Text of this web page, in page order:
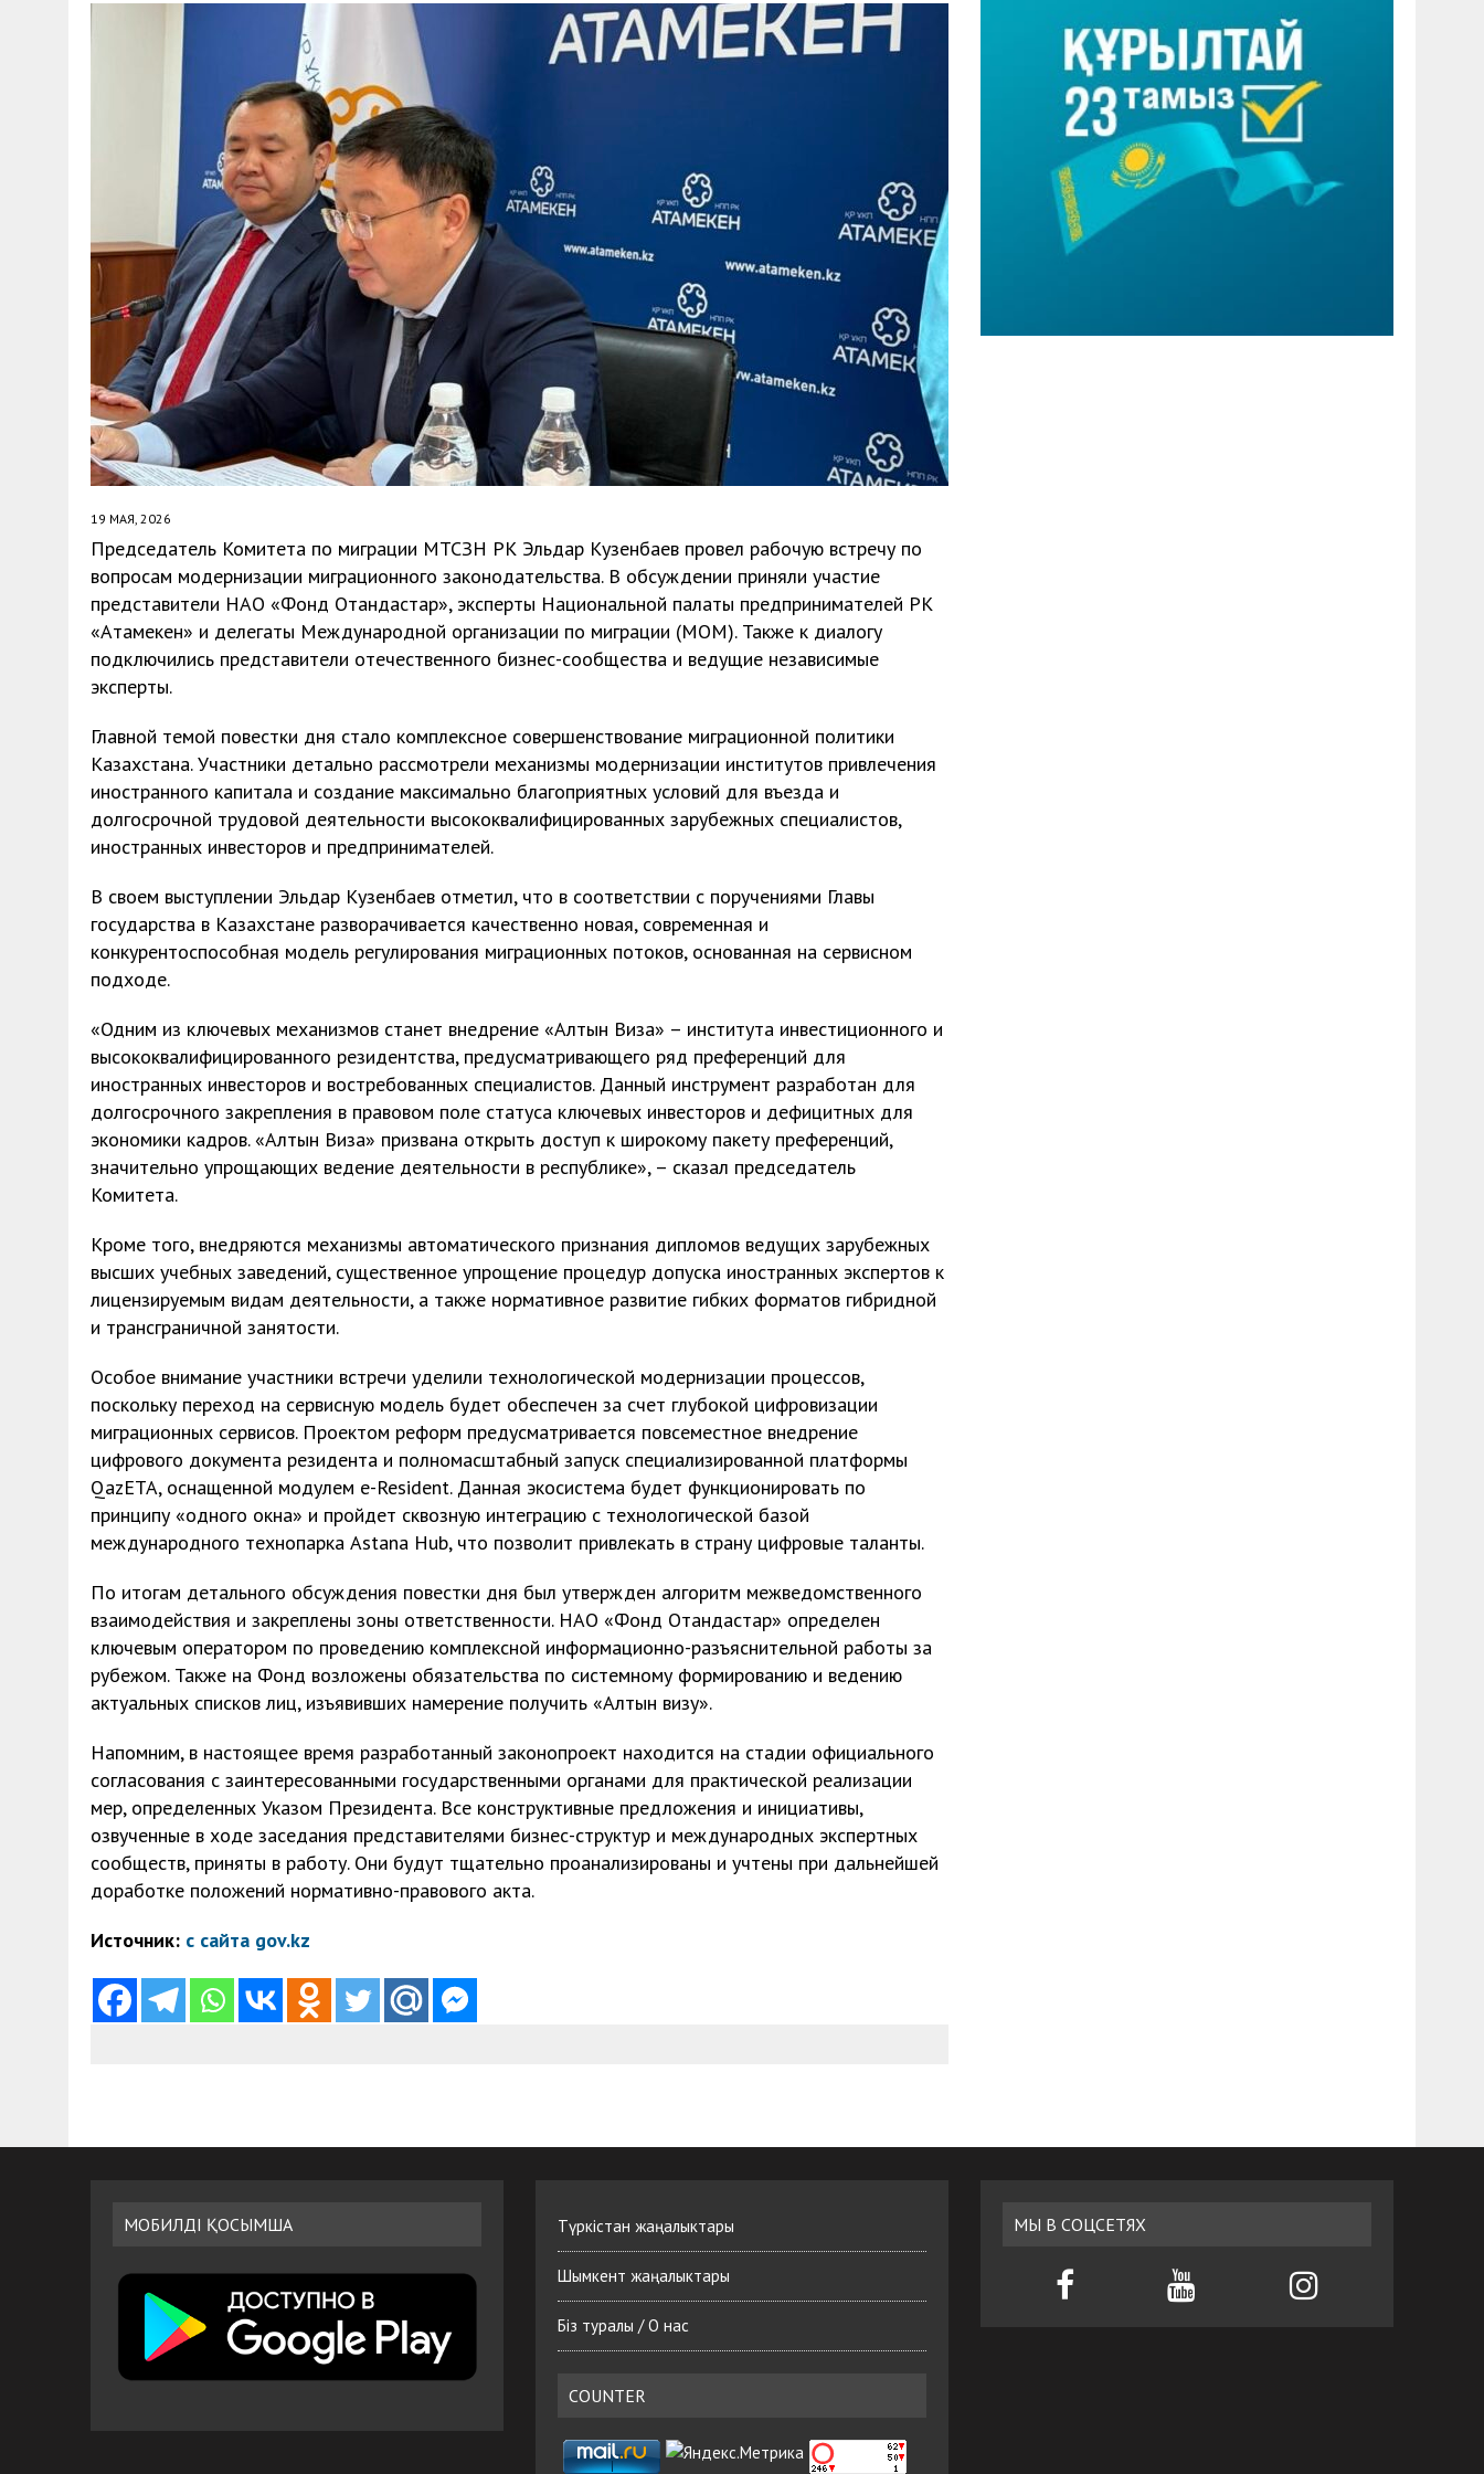
30 МАЯ, 2026 ТҮСІНДІРУ ЖҰМЫСТАРЫ ЖҮРГІЗІЛДІ
19 МАЯ, 2026
Председатель Комитета по миграции МТСЗН РК Эльдар Кузенбаев провел рабочую встречу по
вопросам модернизации миграционного законодательства. В обсуждении приняли участие
представители НАО «Фонд Отандастар», эксперты Национальной палаты предпринимателей РК
«Атамекен» и делегаты Международной организации по миграции (МОМ). Также к диалогу
подключились представители отечественного бизнес-сообщества и ведущие независимые
эксперты.
Главной темой повестки дня стало комплексное совершенствование миграционной политики
Казахстана. Участники детально рассмотрели механизмы модернизации институтов привлечения
иностранного капитала и создание максимально благоприятных условий для въезда и
долгосрочной трудовой деятельности высококвалифицированных зарубежных специалистов,
иностранных инвесторов и предпринимателей.
В своем выступлении Эльдар Кузенбаев отметил, что в соответствии с поручениями Главы
государства в Казахстане разворачивается качественно новая, современная и
конкурентоспособная модель регулирования миграционных потоков, основанная на сервисном
подходе.
«Одним из ключевых механизмов станет внедрение «Алтын Виза» – института инвестиционного и
высококвалифицированного резидентства, предусматривающего ряд преференций для
иностранных инвесторов и востребованных специалистов. Данный инструмент разработан для
долгосрочного закрепления в правовом поле статуса ключевых инвесторов и дефицитных для
экономики кадров. «Алтын Виза» призвана открыть доступ к широкому пакету преференций,
значительно упрощающих ведение деятельности в республике», – сказал председатель
Комитета.
Кроме того, внедряются механизмы автоматического признания дипломов ведущих зарубежных
высших учебных заведений, существенное упрощение процедур допуска иностранных экспертов к
лицензируемым видам деятельности, а также нормативное развитие гибких форматов гибридной
и трансграничной занятости.
Особое внимание участники встречи уделили технологической модернизации процессов,
поскольку переход на сервисную модель будет обеспечен за счет глубокой цифровизации
миграционных сервисов. Проектом реформ предусматривается повсеместное внедрение
цифрового документа резидента и полномасштабный запуск специализированной платформы
QazETA, оснащенной модулем e-Resident. Данная экосистема будет функционировать по
принципу «одного окна» и пройдет сквозную интеграцию с технологической базой
международного технопарка Astana Hub, что позволит привлекать в страну цифровые таланты.
По итогам детального обсуждения повестки дня был утвержден алгоритм межведомственного
взаимодействия и закреплены зоны ответственности. НАО «Фонд Отандастар» определен
ключевым оператором по проведению комплексной информационно-разъяснительной работы за
рубежом. Также на Фонд возложены обязательства по системному формированию и ведению
актуальных списков лиц, изъявивших намерение получить «Алтын визу».
Напомним, в настоящее время разработанный законопроект находится на стадии официального
согласования с заинтересованными государственными органами для практической реализации
мер, определенных Указом Президента. Все конструктивные предложения и инициативы,
озвученные в ходе заседания представителями бизнес-структур и международных экспертных
сообществ, приняты в работу. Они будут тщательно проанализированы и учтены при дальнейшей
доработке положений нормативно-правового акта.
Источник: с сайта gov.kz
МОБИЛДІ ҚОСЫМША Түркістан жаңалыктары
Шымкент жаңалыктары
Біз туралы / О нас
COUNTER
МЫ В СОЦСЕТЯХ